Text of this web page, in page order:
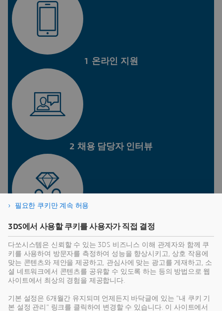
1 온라인 지원
2 채용 담당자 인터뷰
3 관리자 인터뷰
지원하는 역할에 따라:
필요한 쿠키만 계속 허용
3DS에서 사용할 쿠키를 사용자가 직접 결정
다쏘시스템은 신뢰할 수 있는 3DS 비즈니스 이해 관계자와 함께 쿠
키를 사용하여 방문자를 측정하여 성능을 향상시키고, 상호 작용에
맞는 콘텐츠와 제안을 제공하고, 관심사에 맞는 광고를 게재하고, 소
셜 네트워크에서 콘텐츠를 공유할 수 있도록 하는 등의 방법으로 웹
사이트에서 최상의 경험을 제공합니다.
기본 설정은 6개월간 유지되며 언제든지 바닥글에 있는 "내 쿠키 기
본 설정 관리" 링크를 클릭하여 변경할 수 있습니다. 이 사이트에서